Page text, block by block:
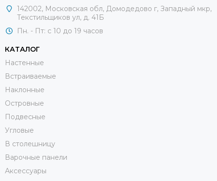
142002, Московская обл, Домодедово г, Западный мкр,
Текстильщиков ул, д. 41Б
Пн. - Пт: с 10 до 19 часов
КАТАЛОГ
Настенные
Встраиваемые
Наклонные
Островные
Подвесные
Угловые
В столешницу
Варочные панели
Аксессуары